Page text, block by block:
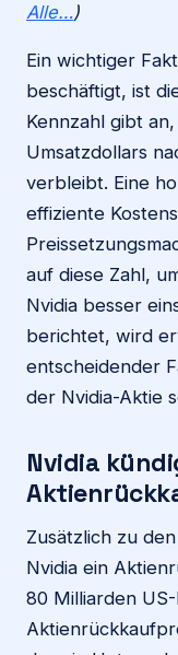
Alle…)
Ein wichtiger
beschäftigt, ist
Kennzahl gibt
Umsatzdollars
verbleibt. Eine
effiziente
auf diese Zahl,
Nvidia besser
berichtet, wird
entscheidender
der Nvidia-Aktie
Nvidia
Zusätzlich zu
Nvidia ein
80 Milliarden